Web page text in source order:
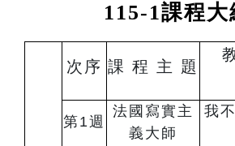
115-1課程大
次序 課 程 主 題
第1週
法國寫實主
義⼤師
我